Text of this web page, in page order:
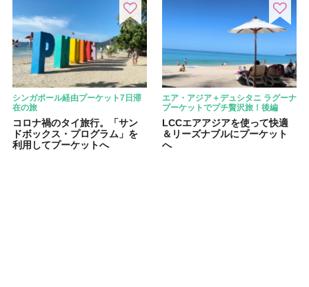
シンガポール経由プーケット7日滞
在の旅
コロナ禍のタイ旅行。「サン
ドボックス・プログラム」を
利用してプーケットへ
エア・アジア＋デュシタニ ラグーナ
プーケットでプチ贅沢旅！後編
LCCエアアジアを使って快適
＆リーズナブルにプーケット
へ